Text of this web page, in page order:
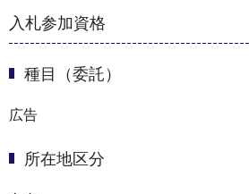
入札参加資格
種目（委託）
広告
所在地区分